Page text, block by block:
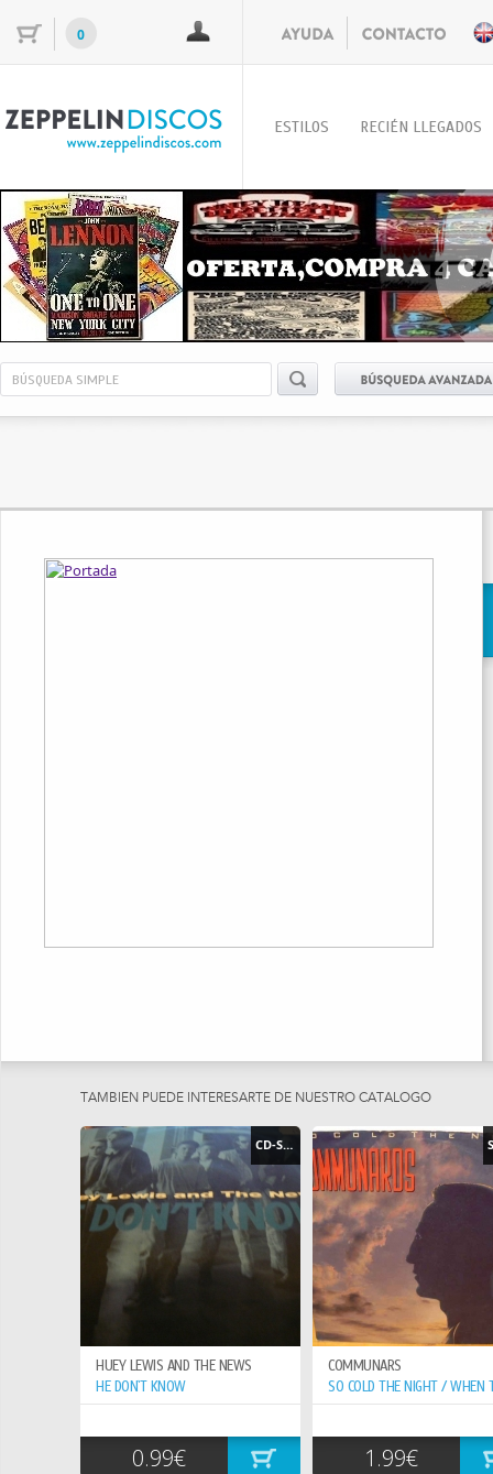
0
ESTILOS RECIÉN LLEGADOS
TAMBIEN PUEDE INTERESARTE DE NUESTRO CATÁLOGO
CD-SINGLE
HUEY LEWIS AND THE NEWS
HE DON`T KNOW
0.99€
COMMUNARS
1.99€